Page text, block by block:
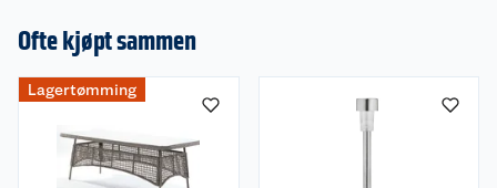
Ofte kjøpt sammen
Lagertømming